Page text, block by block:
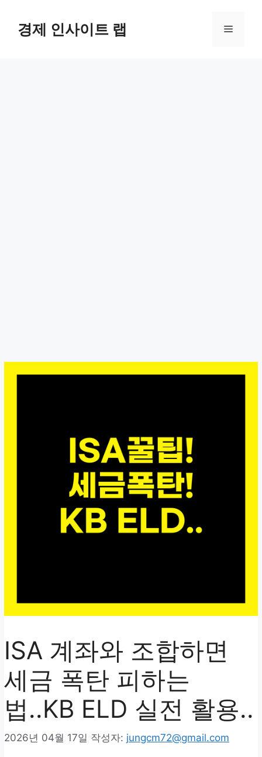
경제 인사이트 랩 메
ISA 계좌와 조합하면
세금 폭탄 피하는
법..KB ELD 실전 활용..
2026년 04월 17일 작성자: jungcm72@gmail.com